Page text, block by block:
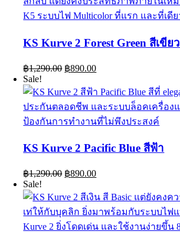
KS Kurve 2 Forest Green สีเขียว
฿1,290.00 Original
was:
฿1,290.00.
฿890.00Current
is:
฿890.00.
Sale!
KS Kurve 2 Pacific Blue สีฟ้า
฿1,290.00 Original
was:
฿1,290.00.
฿890.00Current
is:
฿890.00.
Sale!